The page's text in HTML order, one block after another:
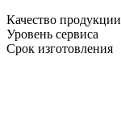
Качество продукции
Уровень сервиса
Срок изготовления